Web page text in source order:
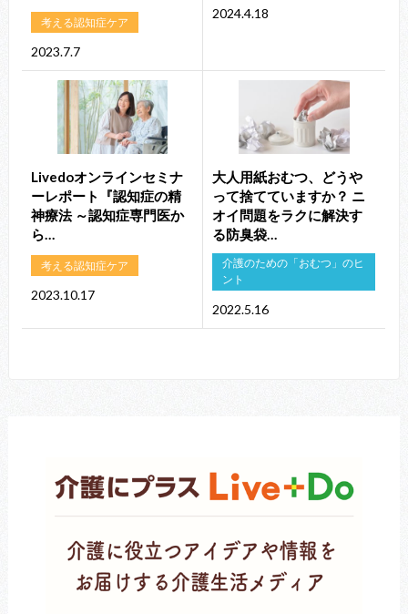
考える認知症ケア
2023.7.7
2024.4.18
Livedoオンラインセミナ
ーレポート『認知症の精
神療法 ～認知症専門医か
ら…
考える認知症ケア
2023.10.17
大人用紙おむつ、どうや
って捨てていますか？ ニ
オイ問題をラクに解決す
る防臭袋…
介護のための「おむつ」のヒ
ント
2022.5.16